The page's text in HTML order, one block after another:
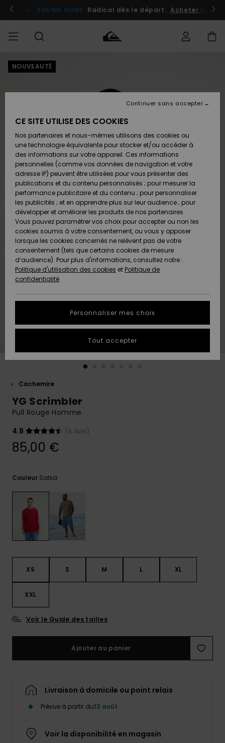
l'information
le
Se connecter / s'inscrire
YOUNG GUNS Radical dès le départ. Acheter
HOMME
Chaussures
& Tongs
Surf
Snow
Nouveautés
A
Découvrir
Chaussures
& Tongs
Surf
Snow
Nouveautés
A
Découvrir
FEMME
A
Découvrir
Snow
SURF
Homme
Surf
Shop
Enfant
Highlights
Communauté
SNOW
Homme
Snow
Shop
Enfant
Snow
Shop
Femme
A
Découvrir
Communauté
OUTLET
Enfant
Outlet
Femme
AIDE &
CONTACT
Retours
Paiement
Carte
Cadeau
Quiksilver
Freedom
Protection
des
tailles
conversation
plus rapide
à votre
Démarrer
les plus
et notre
formulaire
contact.
Consulter
la FAQ
MAGASINS
QUIKSILVER
NOUVEAUTÉ
Cachemire
YG Scrimbler
Pull Rouge Homme
4.8
(4 Avis)
85,00 €
Couleur Salsa
XS S M L XL
XXL
Voir le Guide des tailles
Ajouter au panier
Livraison à domicile ou point relais
Prévue à partir du13 août
Voir la disponibilité en magasin
CE SITE UTILISE DES COOKIES
Nos partenaires et nous-mêmes utilisons des cookies ou
une technologie équivalente pour stocker et/ou accéder à
des informations sur votre appareil. Ces informations
personnelles (comme vos données de navigation et votre
adresse IP) peuvent être utilisées pour vous présenter des
publications et du contenu personnalisés ; pour mesurer la
performance publicitaire et du contenu ; pour personnaliser
les publicités ; et en apprendre plus sur leur audience ; pour
développer et améliorer les produits de nos partenaires.
Vous pouvez paramétrer vos choix pour accepter ou non les
cookies soumis à votre consentement, ou vous y opposer
lorsque les cookies concernés ne relèvent pas de votre
consentement (tels que certains cookies de mesure
d’audience). Pour plus d'informations, consultez notre :
Politique d'utilisation des cookies et Politique de
confidentialité
Personnaliser mes choix
Continuer sans accepter
Tout accepter